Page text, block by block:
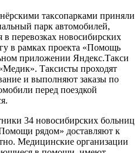
таксопарками приняли
парк автомобилей,
в перевозках новосибирских
в рамках проекта «Помощь
приложении Яндекс.Такси
Таксисты проходят
и выполняют заказы по
перед поездкой
34 новосибирских больниц
рядом» доставляют к
Медицинские организации